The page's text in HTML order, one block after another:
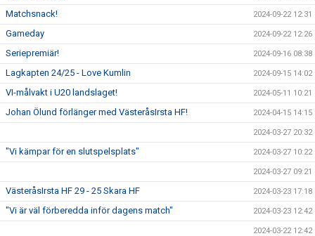
Matchsnack! 2024-09-22 12:31
Gameday 2024-09-22 12:26
Seriepremiär! 2024-09-16 08:38
Lagkapten 24/25 - Love Kumlin 2024-09-15 14:02
VI-målvakt i U20 landslaget! 2024-05-11 10:21
Johan Ölund förlänger med VästeråsIrsta HF! 2024-04-15 14:15
2024-03-27 20:32
"Vi kämpar för en slutspelsplats" 2024-03-27 10:22
2024-03-27 09:21
VästeråsIrsta HF 29 - 25 Skara HF 2024-03-23 17:18
"Vi är väl förberedda inför dagens match" 2024-03-23 12:42
2024-03-22 12:42